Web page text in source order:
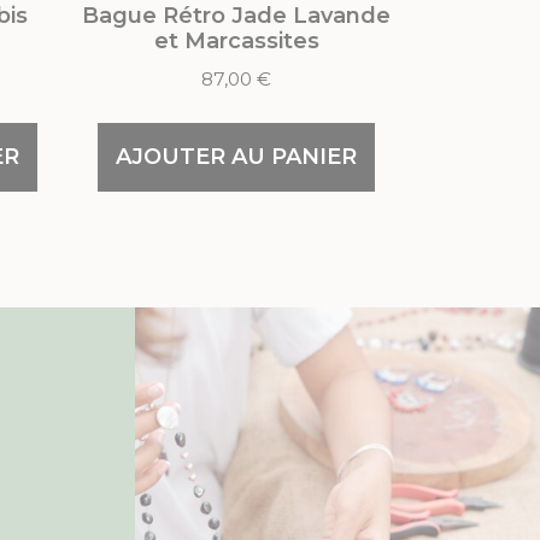
Bague Rétro Jade Lavande
et Marcassites
87,00 €
AJOUTER AU PANIER